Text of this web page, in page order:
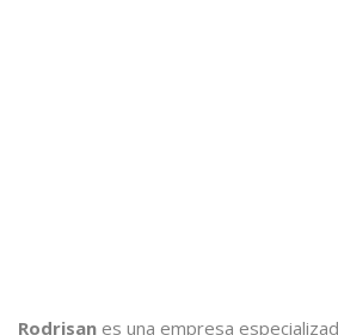
Rodrisan es una empresa